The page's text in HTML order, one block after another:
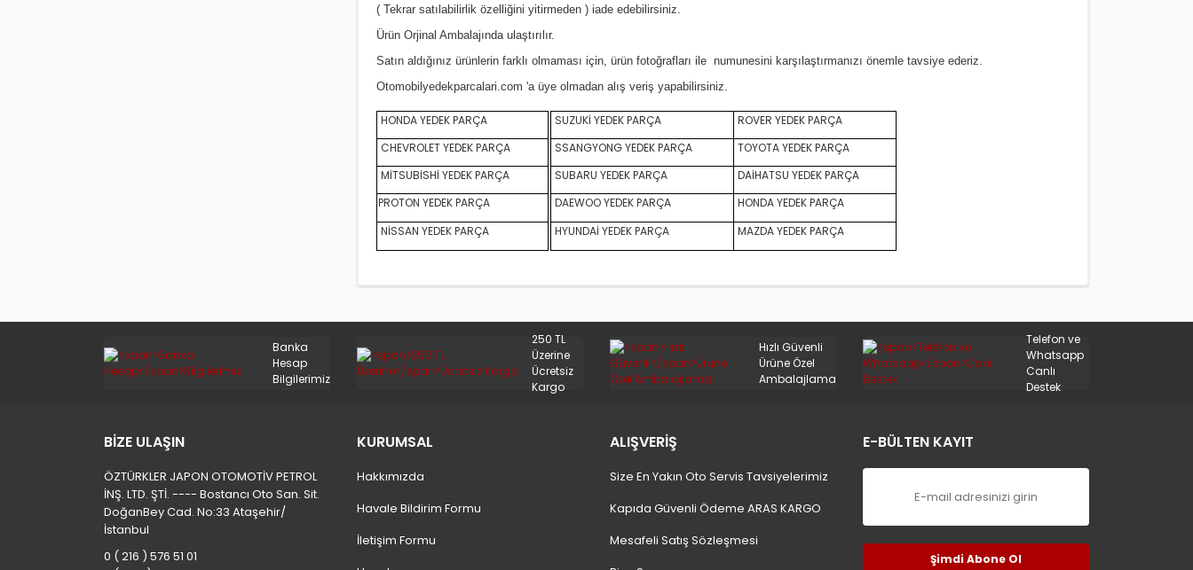
( Tekrar satılabilirlik özelliğini yitirmeden ) iade edebilirsiniz.
Ürün Orjinal Ambalajında ulaştırılır.
Satın aldığınız ürünlerin farklı olmaması için, ürün fotoğrafları ile numunesini karşılaştırmanızı önemle tavsiye ederiz.
Otomobilyedekparcalari.com 'a üye olmadan alış veriş yapabilirsiniz.
HONDA YEDEK PARÇA SUZUKİ YEDEK PARÇA
ROVER YEDEK PARÇA
CHEVROLET YEDEK PARÇA
SSANGYONG YEDEK PARÇA
TOYOTA YEDEK PARÇA
MİTSUBİSHİ YEDEK PARÇA
SUBARU YEDEK PARÇA
DAİHATSU YEDEK PARÇA
PROTON YEDEK PARÇA
DAEWOO YEDEK PARÇA
HONDA YEDEK PARÇA
NİSSAN YEDEK PARÇA
HYUNDAİ YEDEK PARÇA MAZDA YEDEK PARÇA
Banka
Hesap
Bilgilerimiz
250 TL
Üzerine
Ücretsiz
Kargo
Hızlı Güvenli
Ürüne Özel
Ambalajlama
Telefon ve
Whatsapp
Canlı
Destek
BİZE ULAŞIN
ÖZTÜRKLER JAPON OTOMOTİV PETROL
İNŞ. LTD. ŞTİ. ---- Bostancı Oto San. Sit.
DoğanBey Cad. No:33 Ataşehir/
İstanbul
0 ( 216 ) 576 51 01
KURUMSAL
Hakkımızda
Havale Bildirim Formu
İletişim Formu
ALIŞVERİŞ
Size En Yakın Oto Servis Tavsiyelerimiz
Kapıda Güvenli Ödeme ARAS KARGO
Mesafeli Satış Sözleşmesi
E-BÜLTEN KAYIT
Şimdi Abone Ol